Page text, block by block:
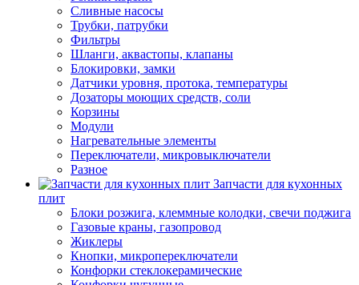
Сливные насосы
Трубки, патрубки
Фильтры
Шланги, аквастопы, клапаны
Блокировки, замки
Датчики уровня, протока, температуры
Дозаторы моющих средств, соли
Корзины
Модули
Нагревательные элементы
Переключатели, микровыключатели
Разное
Запчасти для кухонных
плит
Блоки розжига, клеммные колодки, свечи поджига
Газовые краны, газопровод
Жиклеры
Кнопки, микропереключатели
Конфорки стеклокерамические